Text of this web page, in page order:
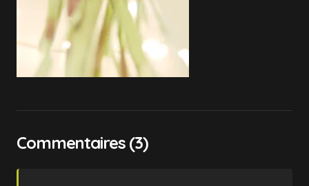
Commentaires (3)